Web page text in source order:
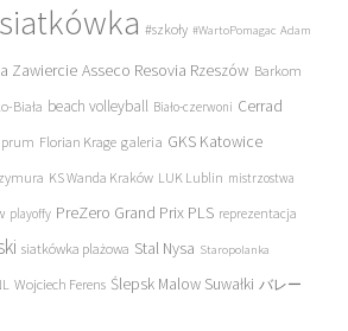
#szkoły #WartoPomagac Adam
Zawiercie Asseco Resovia Rzeszów Barkom
Biała beach volleyball Biało-czerwoni Cerrad
Florian Krage galeria GKS Katowice
KS Wanda Kraków LUK Lublin mistrzostwa
playoffy PreZero Grand Prix PLS reprezentacja
siatkówka plażowa Stal Nysa Staropolanka
Wojciech Ferens Ślepsk Malow Suwałki バレー